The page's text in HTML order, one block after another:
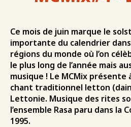
Ce mois de juin marque le
importante du calendrier
régions du monde où l’on
le plus long de l’année mais
musique ! Le MCMix présente
chant traditionnel letton
Lettonie. Musique des rites
l’ensemble Rasa paru dans la
1995.